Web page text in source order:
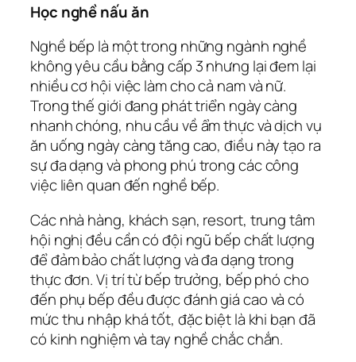
Học nghề nấu ăn
Nghề bếp là một trong những ngành nghề
không yêu cầu bằng cấp 3 nhưng lại đem lại
nhiều cơ hội việc làm cho cả nam và nữ.
Trong thế giới đang phát triển ngày càng
nhanh chóng, nhu cầu về ẩm thực và dịch vụ
ăn uống ngày càng tăng cao, điều này tạo ra
sự đa dạng và phong phú trong các công
việc liên quan đến nghề bếp.
Các nhà hàng, khách sạn, resort, trung tâm
hội nghị đều cần có đội ngũ bếp chất lượng
để đảm bảo chất lượng và đa dạng trong
thực đơn. Vị trí từ bếp trưởng, bếp phó cho
đến phụ bếp đều được đánh giá cao và có
mức thu nhập khá tốt, đặc biệt là khi bạn đã
có kinh nghiệm và tay nghề chắc chắn.